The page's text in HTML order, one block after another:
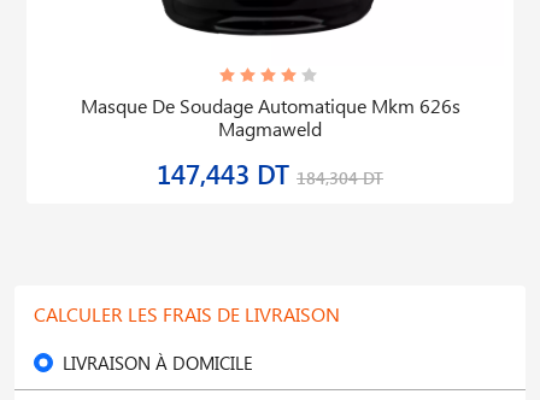
Electrode Aluminium Alsi 12 Etui Cylindrique De 2kg
4.0x350mm
331,884 DT 442,512 DT
CALCULER LES FRAIS DE LIVRAISON
LIVRAISON À DOMICILE